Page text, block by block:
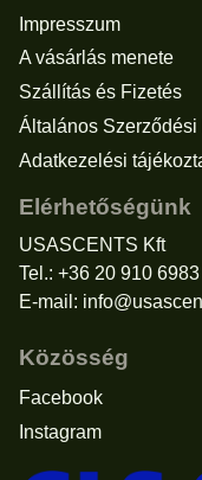
Impresszum
A vásárlás menete
Szállítás és Fizetés
Általános Szerződési
Adatkezelési
Elérhetőségünk
USASCENTS Kft
Tel.: +36 20 910 6983
E-mail:
Közösség
Facebook
Instagram